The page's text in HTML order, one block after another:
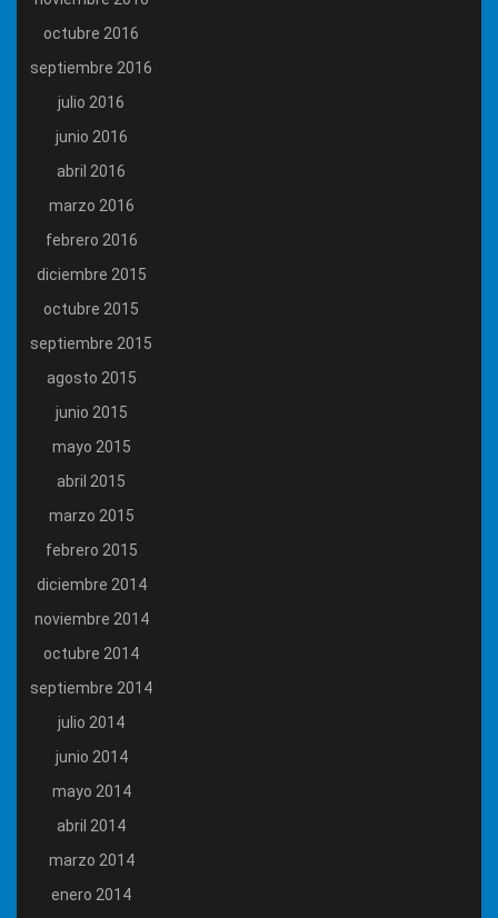
octubre 2016
septiembre 2016
julio 2016
junio 2016
abril 2016
marzo 2016
febrero 2016
diciembre 2015
octubre 2015
septiembre 2015
agosto 2015
junio 2015
mayo 2015
abril 2015
marzo 2015
febrero 2015
diciembre 2014
noviembre 2014
octubre 2014
septiembre 2014
julio 2014
junio 2014
mayo 2014
abril 2014
marzo 2014
enero 2014